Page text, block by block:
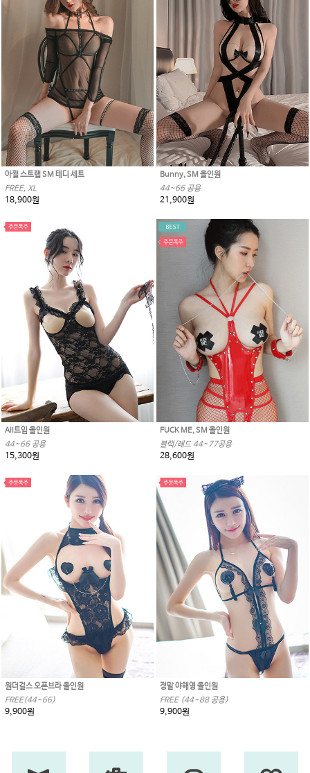
아찔 스트랩 SM 테디 세트
FREE, XL
18,900원
Bunny, SM 올인원
44~66 공용
21,900원
All트임 올인원
44~66 공용
15,300원
FUCK ME, SM 올인원
블랙/레드 44~77공용
28,600원
원더걸스 오픈브라 올인원
FREE(44~66)
9,900원
정말 야해영 올인원
FREE (44~88 공용)
9,900원